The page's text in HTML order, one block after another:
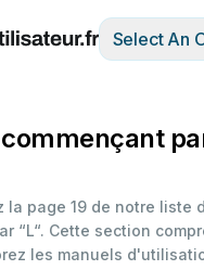
EspañolItaliano
Select An
la page 19 de notre liste
“L“. Cette section
les manuels